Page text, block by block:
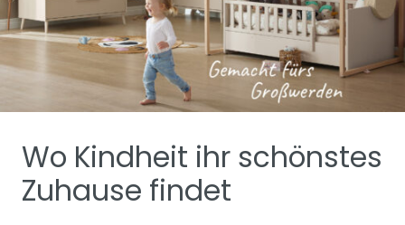
Wo Kindheit ihr schönstes
Zuhause findet